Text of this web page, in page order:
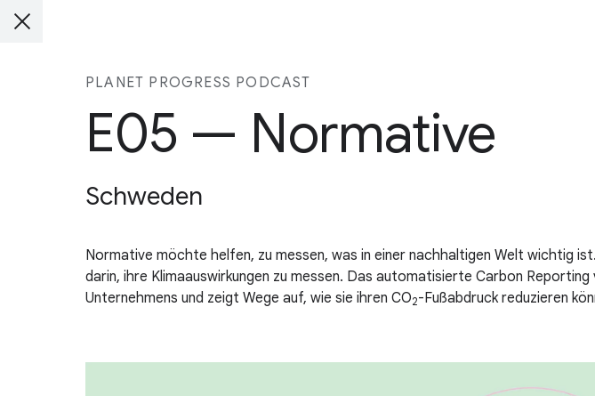
PLANET PROGRESS PODCAST
E05 — Normative
Schweden
Normative möchte helfen, zu messen, was in einer nachhaltigen Welt wichtig
darin, ihre Klimaauswirkungen zu messen. Das automatisierte Carbon
Unternehmens und zeigt Wege auf, wie sie ihren CO2-Fußabdruck reduzieren